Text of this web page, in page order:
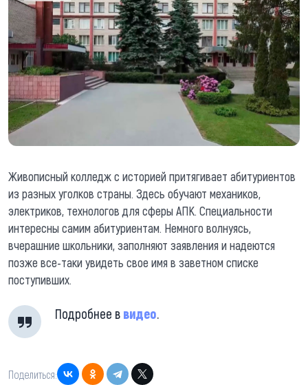
Живописный колледж с историей притягивает абитуриентов
из разных уголков страны. Здесь обучают механиков,
электриков, технологов для сферы АПК. Специальности
интересны самим абитуриентам. Немного волнуясь,
вчерашние школьники, заполняют заявления и надеются
позже все-таки увидеть свое имя в заветном списке
поступивших.
Подробнее в видео.
Поделиться: